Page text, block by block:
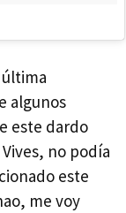
algunos
este dardo
no podía
este
me voy